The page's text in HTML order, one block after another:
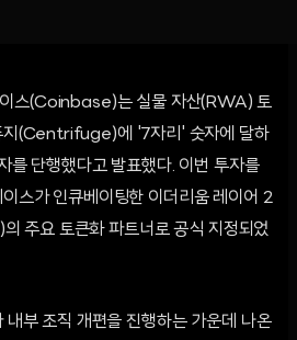
스(Coinbase)는 실물 자산(RWA) 토
지(Centrifuge)에 '7자리' 숫자에 달하
를 단행했다고 발표했다. 이번 투자를
스가 인큐베이팅한 이더리움 레이어 2
주요 토큰화 파트너로 공식 지정되었
내부 조직 개편을 진행하는 가운데 나온